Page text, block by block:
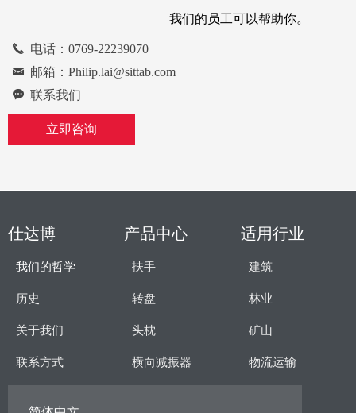
仕达博
我们的哲学
历史
关于我们
联系方式
扶手
转盘
头枕
横向减振器
产品中心
建筑
林业
矿山
物流运输
适用行业
我们的员工可以帮助你。
立即咨询
끅 电话：0769-22239070
낂 邮箱：Philip.lai@sittab.com
끁 联系我们